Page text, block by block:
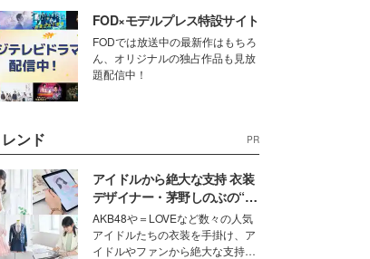
FOD×モデルプレス特設サイト
FODでは放送中の最新作はもちろ
ん、オリジナルの独占作品も見放
題配信中！
レンド PR
アイドルから絶大な支持 衣装
デザイナー・茅野しのぶの“可
愛い”を作る美学＜「シチズン
クロスシー」インタビュー＞
AKB48や＝LOVEなど数々の人気
アイドルたちの衣装を手掛け、ア
イドルやファンから絶大な支持を